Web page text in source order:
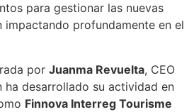
para gestionar las nuevas
impactando profundamente en el
por Juanma Revuelta, CEO
ha desarrollado su actividad en
Finnova Interreg Tourisme